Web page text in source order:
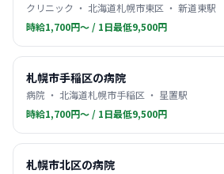
クリニック ・ 北海道札幌市東区 ・ 新道東駅
時給1,700円〜 / 1日最低9,500円
札幌市手稲区の病院
病院 ・ 北海道札幌市手稲区 ・ 星置駅
時給1,700円〜 / 1日最低9,500円
札幌市北区の病院